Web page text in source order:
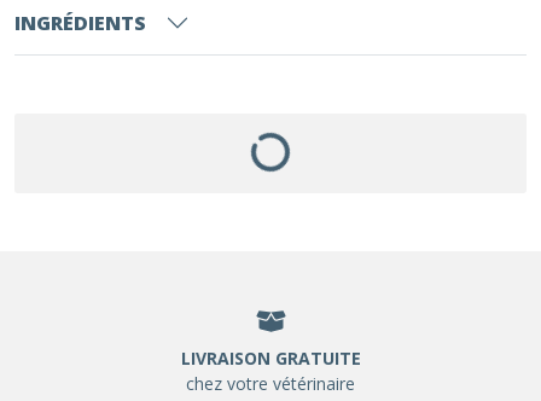
INGRÉDIENTS
LIVRAISON GRATUITE
chez votre vétérinaire